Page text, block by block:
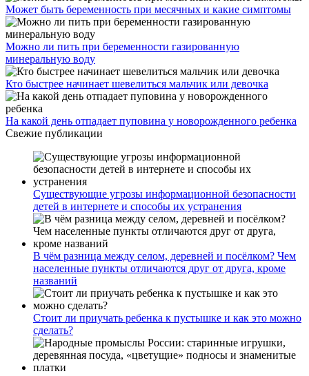
Может быть беременность при месячных и какие симптомы
Можно ли пить при беременности газированную
минеральную воду
Кто быстрее начинает шевелиться мальчик или девочка
На какой день отпадает пуповина у новорожденного ребенка
Свежие публикации
Существующие угрозы информационной безопасности
детей в интернете и способы их устранения
В чём разница между селом, деревней и посёлком? Чем
населенные пункты отличаются друг от друга, кроме
названий
Стоит ли приучать ребенка к пустышке и как это можно
сделать?